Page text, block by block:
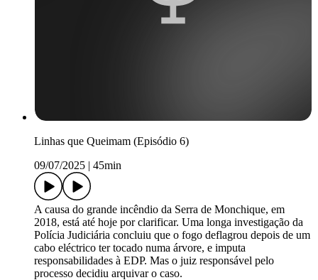
Linhas que Queimam (Episódio 6)
09/07/2025 | 45min
A causa do grande incêndio da Serra de Monchique, em
2018, está até hoje por clarificar. Uma longa investigação da
Polícia Judiciária concluiu que o fogo deflagrou depois de um
cabo eléctrico ter tocado numa árvore, e imputa
responsabilidades à EDP. Mas o juiz responsável pelo
processo decidiu arquivar o caso.